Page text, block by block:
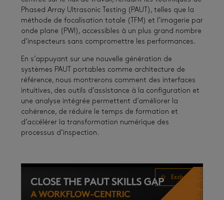
Phased Array Ultrasonic Testing (PAUT), telles que la
méthode de focalisation totale (TFM) et l’imagerie par
onde plane (PWI), accessibles à un plus grand nombre
d’inspecteurs sans compromettre les performances.
En s’appuyant sur une nouvelle génération de
systèmes PAUT portables comme architecture de
référence, nous montrerons comment des interfaces
intuitives, des outils d’assistance à la configuration et
une analyse intégrée permettent d’améliorer la
cohérence, de réduire le temps de formation et
d’accélérer la transformation numérique des
processus d’inspection.
Exclusif